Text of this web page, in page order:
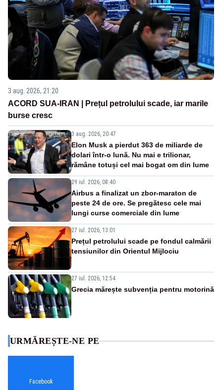
3 aug. 2026, 21:20
ACORD SUA-IRAN | Prețul petrolului scade, iar marile
burse cresc
3 aug. 2026, 20:47
Elon Musk a pierdut 363 de miliarde de
dolari într-o lună. Nu mai e trilionar,
rămâne totuși cel mai bogat om din lume
29 iul. 2026, 08:40
Airbus a finalizat un zbor-maraton de
peste 24 de ore. Se pregătesc cele mai
lungi curse comerciale din lume
27 iul. 2026, 13:01
Prețul petrolului scade pe fondul calmării
tensiunilor din Orientul Mijlociu
27 iul. 2026, 12:54
Grecia mărește subvenția pentru motorină
URMĂREȘTE-NE PE
Facebook